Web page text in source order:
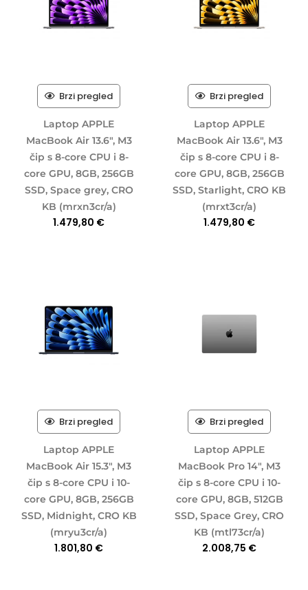
Brzi pregled
Laptop APPLE
MacBook Air 13.6″, M3
čip s 8-core CPU i 8-
core GPU, 8GB, 256GB
SSD, Space grey, CRO
KB (mrxn3cr/a)
1.479,80 €
Brzi pregled
Laptop APPLE
MacBook Air 13.6″, M3
čip s 8-core CPU i 8-
core GPU, 8GB, 256GB
SSD, Starlight, CRO KB
(mrxt3cr/a)
1.479,80 €
Brzi pregled
Laptop APPLE
MacBook Air 15.3″, M3
čip s 8-core CPU i 10-
core GPU, 8GB, 256GB
SSD, Midnight, CRO KB
(mryu3cr/a)
1.801,80 €
Brzi pregled
Laptop APPLE
MacBook Pro 14″, M3
čip s 8-core CPU i 10-
core GPU, 8GB, 512GB
SSD, Space Grey, CRO
KB (mtl73cr/a)
2.008,75 €